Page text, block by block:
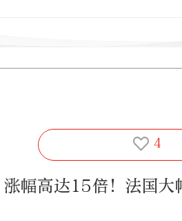
4
涨幅高达15倍！法国大